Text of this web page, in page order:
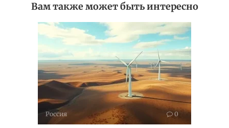
Вам также может быть интересно
Россия 0